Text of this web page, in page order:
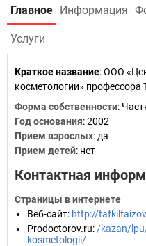
Главное Информация
Услуги
Краткое название:ООО
косметологии» профессора
Форма собственности:
Год основания:2002
Прием взрослых: да
Прием детей: нет
Контактная
Страницы в интернете
Веб-сайт: http://
Prodoctorov.ru: /kazan/
kosmetologii/